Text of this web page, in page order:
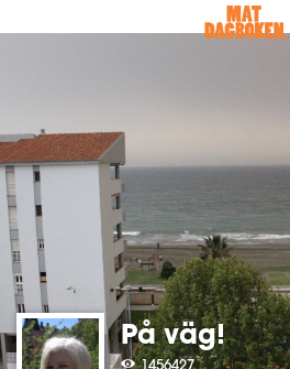
På väg!
1456427